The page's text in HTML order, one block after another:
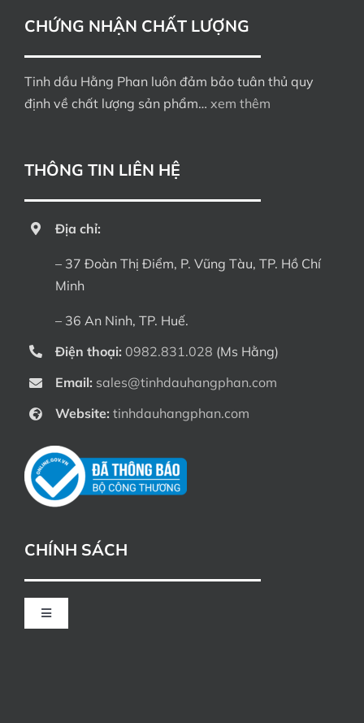
THÔNG TIN LIÊN HỆ
Địa chỉ:
– 37 Đoàn Thị Điểm, P. Vũng Tàu, TP. Hồ Chí
Minh
– 36 An Ninh, TP. Huế.
Điện thoại: 0982.831.028 (Ms Hằng)
Email: sales@tinhdauhangphan.com
Website: tinhdauhangphan.com
CHỨNG NHẬN CHẤT LƯỢNG
Tinh dầu Hằng Phan luôn đảm bảo tuân thủ quy
định về chất lượng sản phẩm… xem thêm
CHÍNH SÁCH
Toggle